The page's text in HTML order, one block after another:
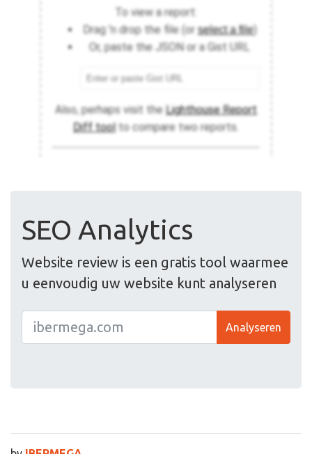
SEO Analytics
Website review is een gratis tool waarmee
u eenvoudig uw website kunt analyseren
Analyseren